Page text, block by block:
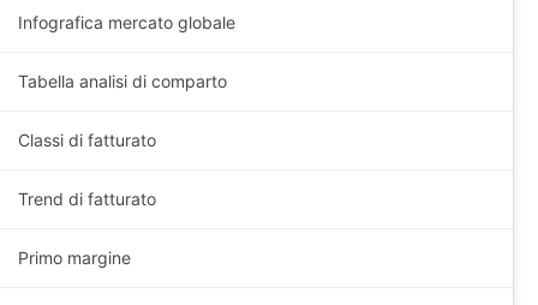
Infografica mercato globale
Tabella analisi di comparto
Classi di fatturato
Trend di fatturato
Primo margine